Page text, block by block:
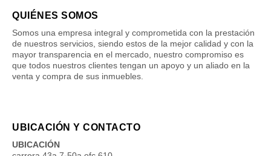
QUIÉNES SOMOS
Somos una empresa integral y comprometida con la prestación
de nuestros servicios, siendo estos de la mejor calidad y con la
mayor transparencia en el mercado, nuestro compromiso es
que todos nuestros clientes tengan un apoyo y un aliado en la
venta y compra de sus inmuebles.
UBICACIÓN Y CONTACTO
UBICACIÓN